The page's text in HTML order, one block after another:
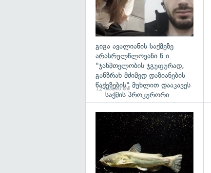
გიგა ავალიანის საქმეზე
არასრულწლოვანი ნ.ი.
"ჯანმთელობის ჯგუფურად,
განზრახ მძიმედ დაზიანების
წაქეზების" მუხლით დააკავეს
— საქმის პროკურორი
12 საათის წინ